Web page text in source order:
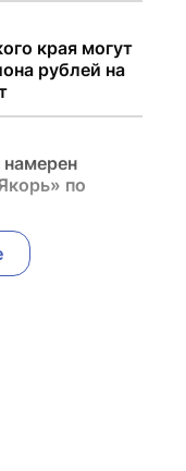
края могут
рублей на
по